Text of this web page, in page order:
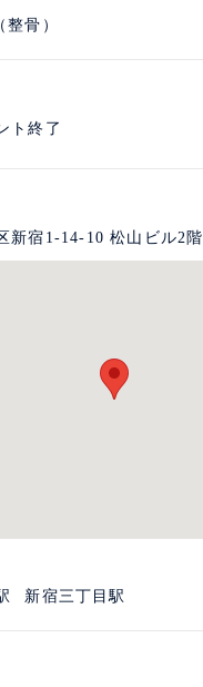
整骨）
ト終了
新宿1-14-10 松山ビル2階
新宿三丁目駅